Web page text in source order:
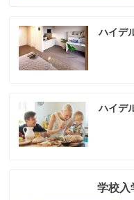
ハイデ
ハイデ
学校入